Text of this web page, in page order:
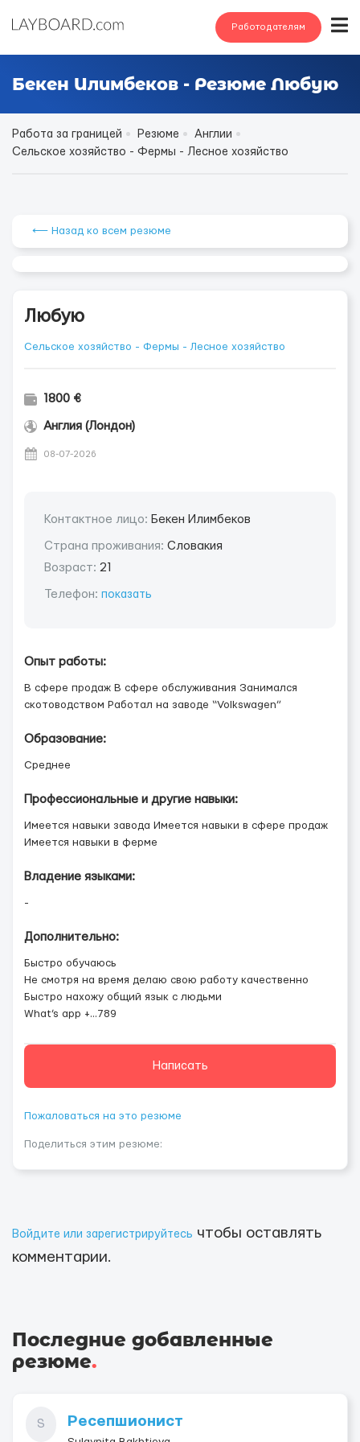
Работодателям
Бекен Илимбеков - Резюме Любую
Работа за границей Резюме
Англии
Сельское хозяйство - Фермы - Лесное хозяйство
⟵ Назад ко всем резюме
Любую
Сельское хозяйство - Фермы - Лесное хозяйство
1800 €
Англия (Лондон)
08-07-2026
Контактное лицо: Бекен Илимбеков
Страна проживания: Словакия
Возраст: 21
Телефон: показать
Опыт работы:
В сфере продаж В сфере обслуживания Занимался
скотоводством Работал на заводе “Volkswagen”
Образование:
Среднее
Профессиональные и другие навыки:
Имеется навыки завода Имеется навыки в сфере продаж
Имеется навыки в ферме
Владение языками:
-
Дополнительно:
Быстро обучаюсь
Не смотря на время делаю свою работу качественно
Быстро нахожу общий язык с людьми
What’s app +...789
Написать
Пожаловаться на это резюме
Поделиться этим резюме:
Войдите или зарегистрируйтесь чтобы оставлять
комментарии.
Последние добавленные
резюме.
S Ресепшионист